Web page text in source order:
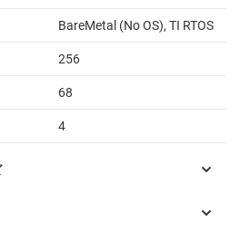
BareMetal (No OS), TI RTOS
256
68
4